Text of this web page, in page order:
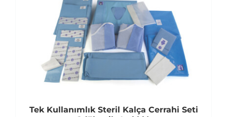
Tek Kullanımlık Steril Kalça Cerrahi Seti